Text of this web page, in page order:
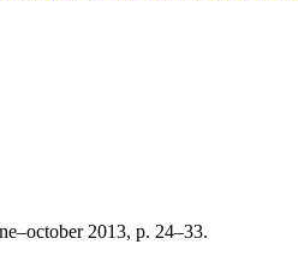
2013, p. 24–33.